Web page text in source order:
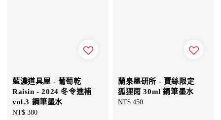
藍濃道具屋 - 葡萄乾
Raisin - 2024 冬令進補
vol.3 鋼筆墨水
Regular
NT$ 380
蘭泉墨研所 - 賈絲限定
狐狸雨 30ml 鋼筆墨水
Regular
NT$ 450